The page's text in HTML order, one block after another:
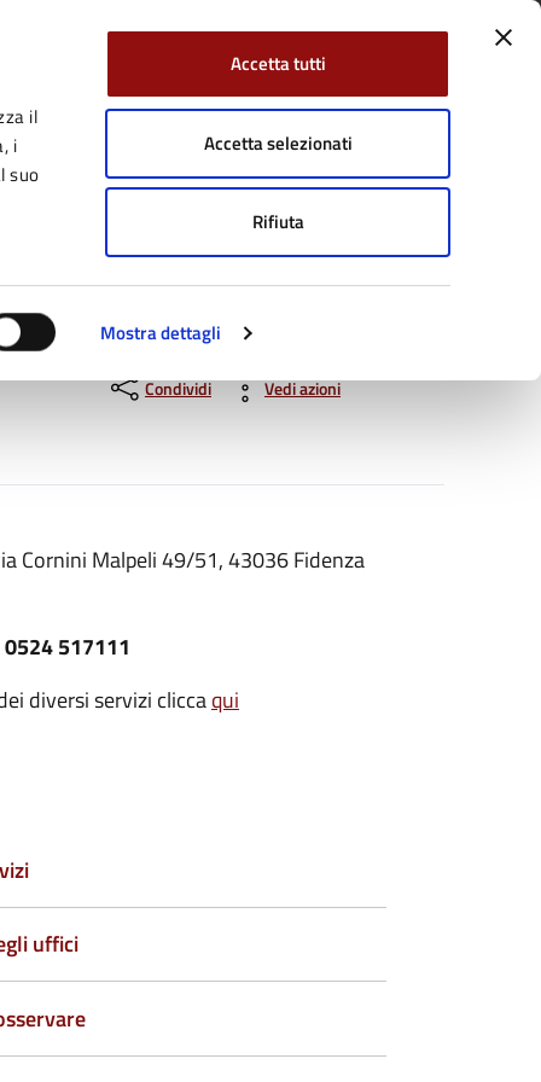
il
i
suo
Mostra dettagli
Accetta tutti
Accetta selezionati
Rifiuta
su: TwitterYouTube Cerca:
Tutti gli argomenti
Condividi Vedi azioni
Cornini Malpeli 49/51, 43036 Fidenza
0524 517111
diversi servizi cliccaqui
uffici